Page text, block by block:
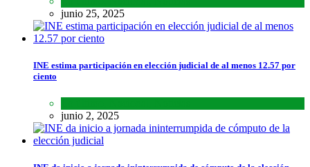
junio 25, 2025
INE estima participación en elección judicial de al menos 12.57 por
ciento
junio 2, 2025